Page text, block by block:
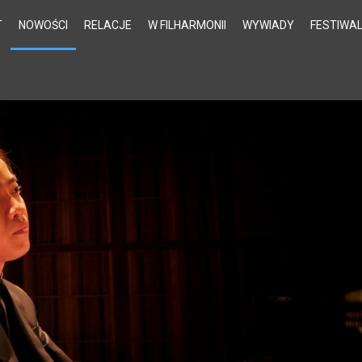
NOWOŚCI RELACJE W FILHARMONII WYWIADY